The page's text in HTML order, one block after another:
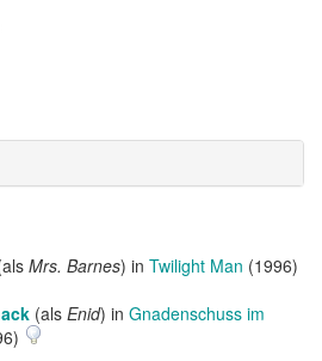
Mrs. Barnes) in Twilight Man (1996)
(als Enid) in Gnadenschuss im